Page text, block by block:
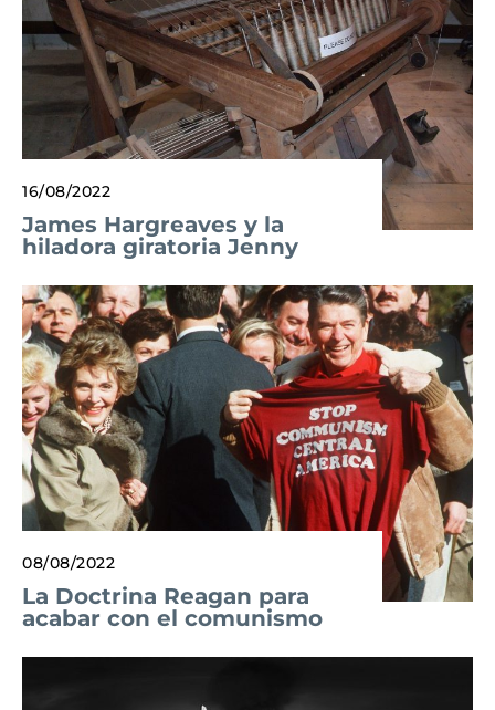
16/08/2022
James Hargreaves y la
hiladora giratoria Jenny
08/08/2022
La Doctrina Reagan para
acabar con el comunismo